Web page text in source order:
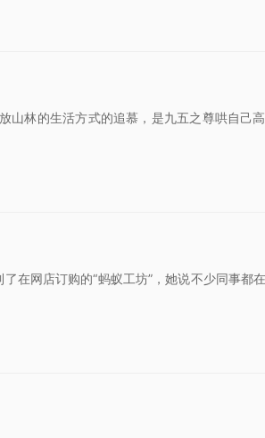
山林的生活方式的追慕，是九五之尊哄自己
在网店订购的“蚂蚁工坊”，她说不少同事都